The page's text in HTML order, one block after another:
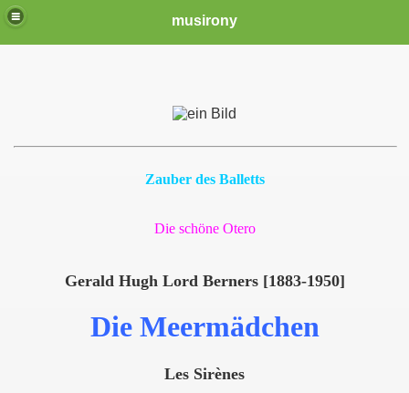
musirony
Zauber des Balletts
Die schöne Otero
Gerald Hugh Lord Berners [1883-1950]
Die Meermädchen
Les Sirènes